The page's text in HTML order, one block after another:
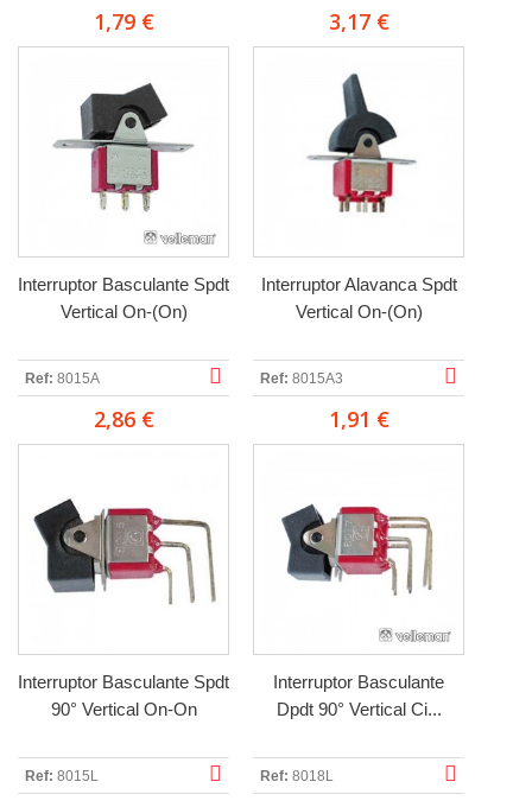
1,79 € 3,17 €
Interruptor Basculante Spdt
Vertical On-(On)
Ref: 8015A
2,86 €
Interruptor Alavanca Spdt
Vertical On-(On)
Ref: 8015A3
1,91 €
Interruptor Basculante Spdt
90° Vertical On-On
Ref: 8015L
Interruptor Basculante
Dpdt 90° Vertical Ci...
Ref: 8018L